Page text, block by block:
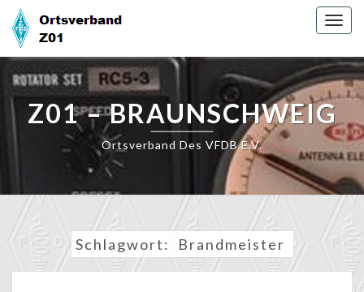
Skip
content
Z01 – BRAUNSCHWEIG
Ortsverband Des VFDB E.V.
Schlagwort: Brandmeister